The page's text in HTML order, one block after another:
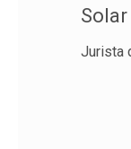
Jurista